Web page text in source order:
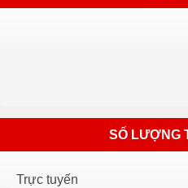
SỐ LƯỢNG
Trực tuyến